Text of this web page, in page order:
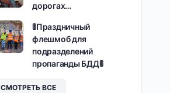
дорогах…
🚦Праздничный
флешмоб для
подразделений
пропаганды БДД🚦
СМОТРЕТЬ ВСЕ